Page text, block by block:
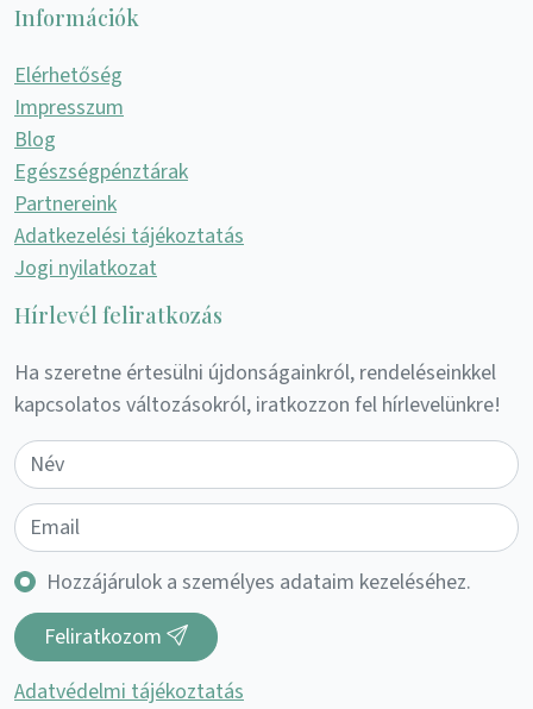
Információk
Elérhetőség
Impresszum
Blog
Egészségpénztárak
Partnereink
Adatkezelési tájékoztatás
Jogi nyilatkozat
Hírlevél feliratkozás
Ha szeretne értesülni újdonságainkról, rendeléseinkkel
kapcsolatos változásokról, iratkozzon fel hírlevelünkre!
Hozzájárulok a személyes adataim kezeléséhez.
Feliratkozom
Adatvédelmi tájékoztatás